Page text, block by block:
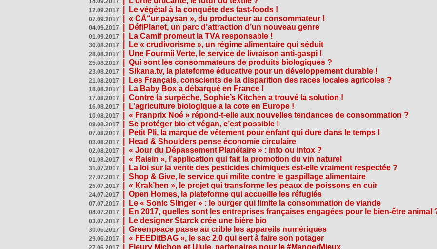
14.09.2017
12.09.2017 Le végétal à la conquête des fast-foods !
07.09.2017 « CÅ“ur paysan », du producteur au consommateur !
04.09.2017 DéfiPlanet, un parc d’attraction d’un nouveau genre
01.09.2017 La Camif promeut la TVA responsable !
30.08.2017 Le « crudivorisme », un régime alimentaire qui séduit
28.08.2017 Une Fourmii Verte, le service de livraison anti-gaspi !
25.08.2017 Qui sont les consommateurs de produits biologiques ?
23.08.2017 Sikana.tv, la plateforme éducative pour un développement durable !
21.08.2017 Les Français, conscients de la disparition des races locales agricoles ?
18.08.2017 La Baby Box a débarqué en France !
17.08.2017 Contre la surpêche, Sophie’s Kitchen a trouvé la solution !
16.08.2017 L’agriculture biologique a la cote en Europe !
10.08.2017 « Franprix Noé » répond-t-elle aux nouvelles tendances de consommation ?
09.08.2017 Se protéger bio et végan, c’est possible !
07.08.2017 Petit Pli, la marque de vêtement pour enfant qui dure dans le temps !
03.08.2017 Head & Shoulders pense économie circulaire
02.08.2017 « Jour du Dépassement Planétaire » : info ou intox ?
01.08.2017 « Raisin », l’application qui fait la promotion du vin naturel
31.07.2017 La loi sur la vente des pesticides chimiques est-elle vraiment respectée ?
27.07.2017 Shop & Give, le service qui milite contre le gaspillage alimentaire
25.07.2017 « Krak’hen », le projet qui transforme les peaux de poissons en cuir
24.07.2017 Open Homes, la plateforme qui accueille les réfugiés
07.07.2017 Le « Sonic Slinger » : le burger qui limite la consommation de viande
04.07.2017 En 2017, quelles sont les entreprises françaises engagées pour le bien-être animal
03.07.2017 Le designer Starck crée une bière bio
30.06.2017 Greenpeace passe au crible les appareils numériques
29.06.2017 « FEEDitBAG », le sac 2.0 qui sert à faire son potager
27.06.2017 Fleury Michon et Ulule, partenaires pour le #MangerMieux